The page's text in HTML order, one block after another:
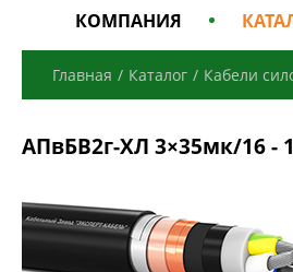
КОМПАНИЯ
Главная / Каталог / Кабели
АПвБВ2г-ХЛ 3×35мк/16 -